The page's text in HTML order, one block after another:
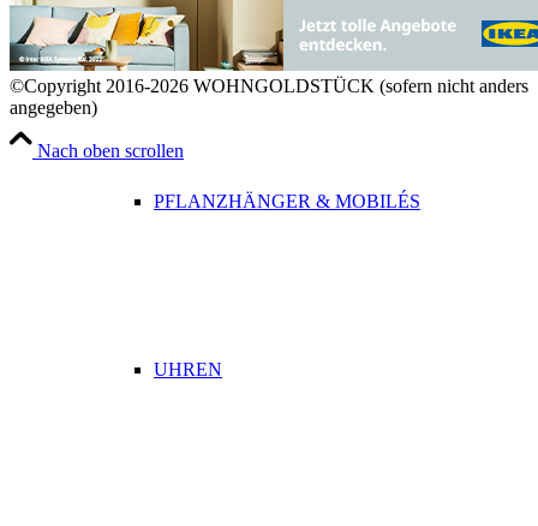
BETTWÄSCHE
PFLANZHÄNGER & MOBILÉS
UHREN
©Copyright 2016-2026 WOHNGOLDSTÜCK (sofern nicht anders
angegeben)
Nach oben scrollen